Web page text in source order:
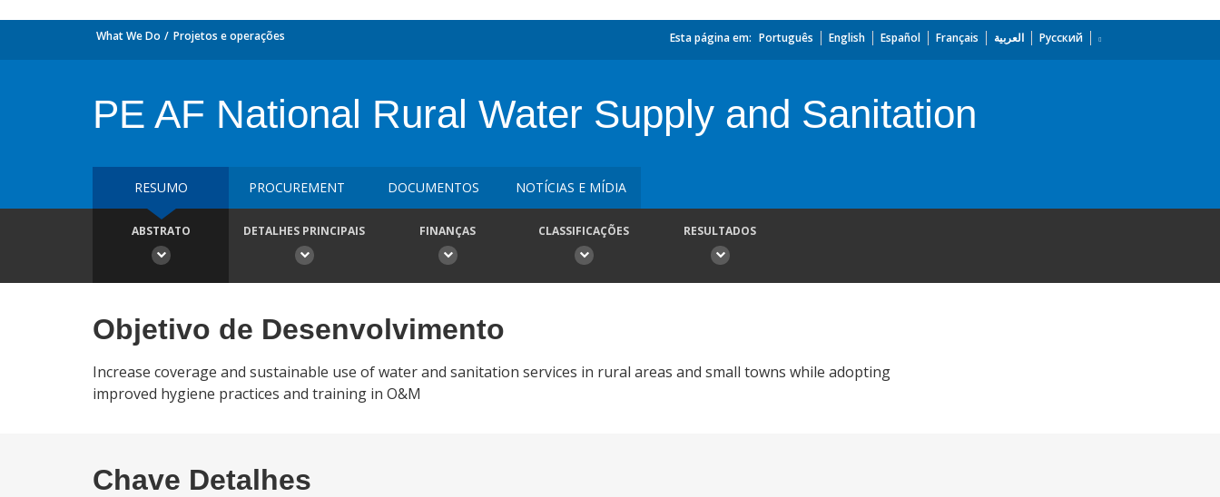
What We Do Projetos e operações Esta página em: Português English Español Français العربية Русский
PE AF National Rural Water Supply and Sanitation
RESUMO PROCUREMENT DOCUMENTOS NOTÍCIAS E MÍDIA
ABSTRATO DETALHES PRINCIPAIS FINANÇAS CLASSIFICAÇÕES RESULTADOS
Objetivo de Desenvolvimento
Increase coverage and sustainable use of water and sanitation services in rural areas and small towns while adopting
improved hygiene practices and training in O&M
Chave Detalhes